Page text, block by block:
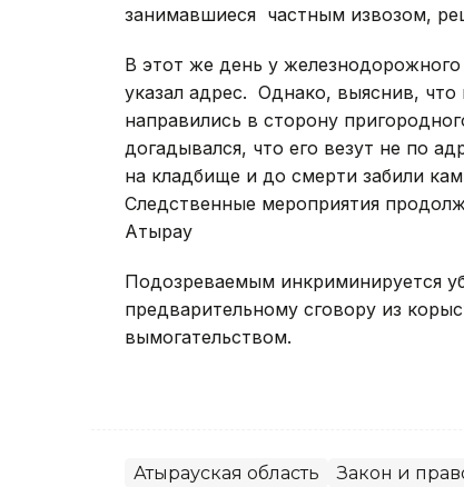
занимавшиеся частным извозом,
В этот же день у
указал адрес. Однако, выяснив,
направились в сторону
догадывался, что его везут не по
на кладбище и до смерти забили
Следственные мероприятия
Атырау
Подозреваемым инкриминируется
предварительному сговору из
вымогательством.
Атырауская область Закон и